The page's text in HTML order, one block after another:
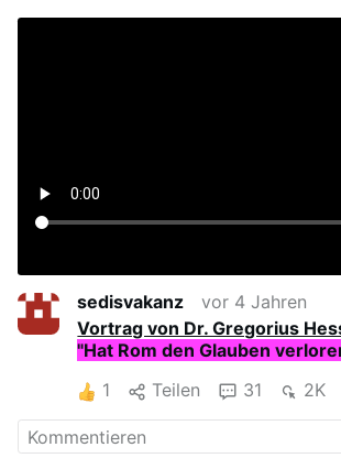
sedisvakanz
vor 4 Jahren
Vortrag von Dr. Gregorius
"Hat Rom den Glauben
1
Teilen 31 2K